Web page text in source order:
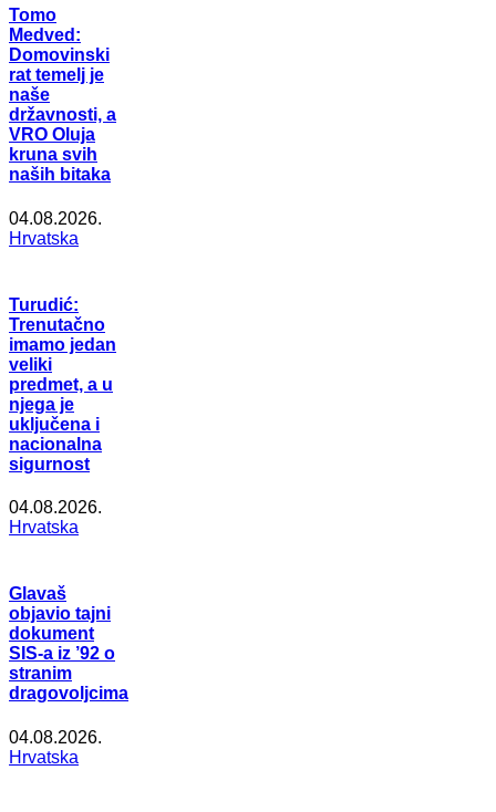
Tomo
Medved:
Domovinski
rat temelj je
naše
državnosti, a
VRO Oluja
kruna svih
naših bitaka
04.08.2026.
Hrvatska
Turudić:
Trenutačno
imamo jedan
veliki
predmet, a u
njega je
uključena i
nacionalna
sigurnost
04.08.2026.
Hrvatska
Glavaš
objavio tajni
dokument
SIS-a iz ’92 o
stranim
dragovoljcima
04.08.2026.
Hrvatska